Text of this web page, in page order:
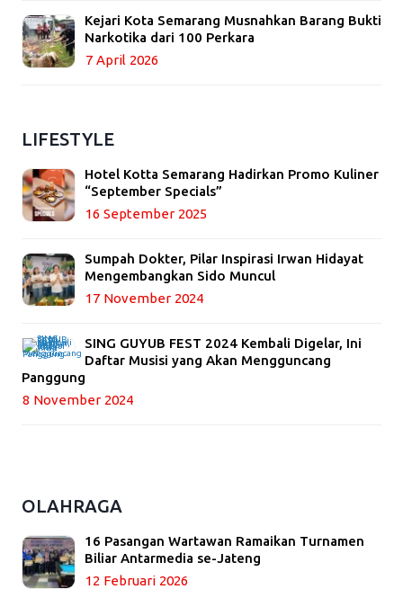
Kejari Kota Semarang Musnahkan Barang Bukti
Narkotika dari 100 Perkara
7 April 2026
LIFESTYLE
Hotel Kotta Semarang Hadirkan Promo Kuliner
“September Specials”
16 September 2025
Sumpah Dokter, Pilar Inspirasi Irwan Hidayat
Mengembangkan Sido Muncul
17 November 2024
SING GUYUB FEST 2024 Kembali Digelar, Ini
Daftar Musisi yang Akan Mengguncang
Panggung
8 November 2024
OLAHRAGA
16 Pasangan Wartawan Ramaikan Turnamen
Biliar Antarmedia se-Jateng
12 Februari 2026